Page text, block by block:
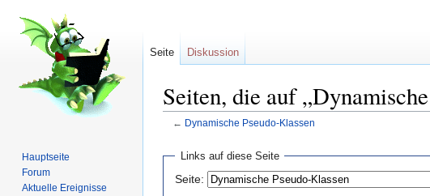
Seiten, die auf
← Dynamische Pseudo-Klassen
Links auf diese Seite
Seite:
Seite Diskussion
Hauptseite
Forum
Aktuelle Ereignisse